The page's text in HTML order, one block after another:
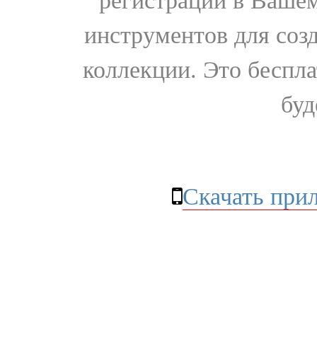
инструментов для
коллекции. Это
Скачать